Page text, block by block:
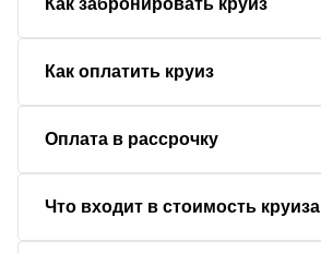
Как оплатить круиз
Оплата в рассрочку
Что входит в стоимость круиза